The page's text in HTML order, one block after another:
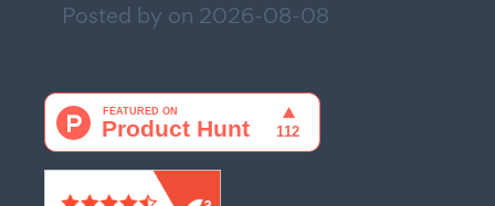
Posted by on 2026-08-08